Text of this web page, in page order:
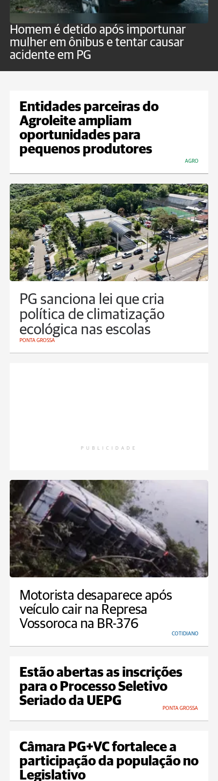
Homem é detido após importunar
mulher em ônibus e tentar causar
acidente em PG
Entidades parceiras do
Agroleite ampliam
oportunidades para
pequenos produtores
AGRO
PG sanciona lei que cria
política de climatização
ecológica nas escolas
PONTA GROSSA
PUBLICIDADE
Motorista desaparece após
veículo cair na Represa
Vossoroca na BR-376
COTIDIANO
Estão abertas as inscrições
para o Processo Seletivo
Seriado da UEPG
PONTA GROSSA
Câmara PG+VC fortalece a
participação da população no
Legislativo